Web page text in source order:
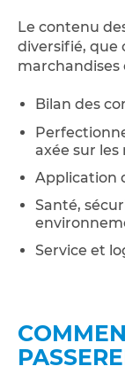
Le contenu
diversifié, que
marchandises
Bilan des
axée sur les
Application
Santé,
Service et